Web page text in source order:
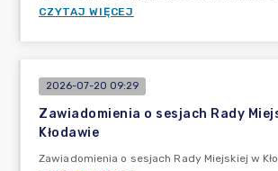
CZYTAJ WIĘCEJ
2026-07-20 09:29
Zawiadomienia o sesjach Rady
Kłodawie
Zawiadomienia o sesjach Rady Miejskiej w